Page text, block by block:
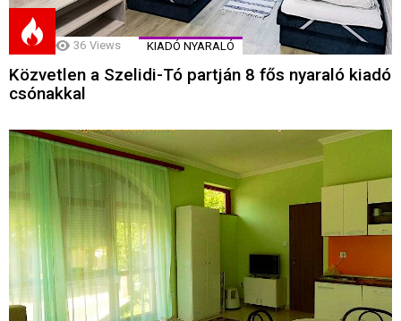
36 Views KIADÓ NYARALÓ
Közvetlen a Szelidi-Tó partján 8 fős nyaraló kiadó
csónakkal